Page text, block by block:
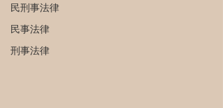
民刑事法律
民事法律
刑事法律